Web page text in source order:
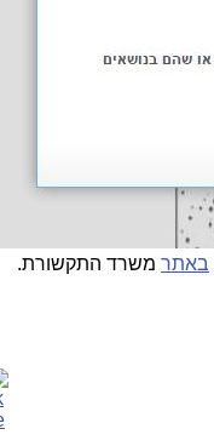
באתר משרד התקשורת.